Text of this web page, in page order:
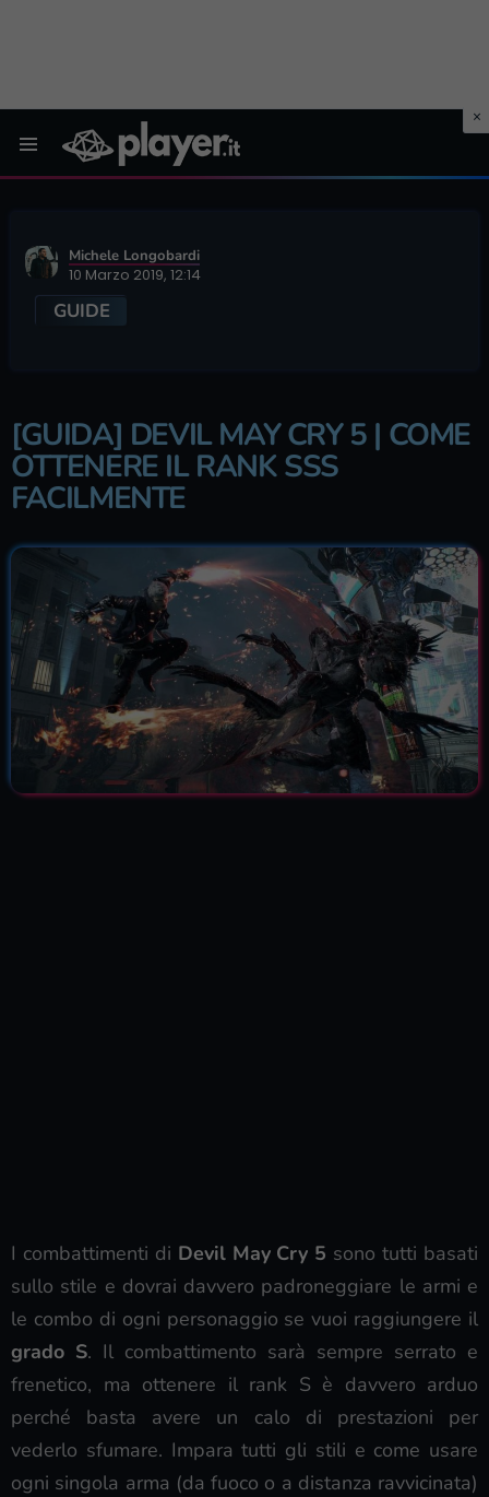
Michele Longobardi
10 Marzo 2019, 12:14
GUIDE
[GUIDA] DEVIL MAY CRY 5 | COME
OTTENERE IL RANK SSS
FACILMENTE
I combattimenti di Devil May Cry 5 sono tutti basati
sullo stile e dovrai davvero padroneggiare le armi e
le combo di ogni personaggio se vuoi raggiungere il
grado S. Il combattimento sarà sempre serrato e
frenetico, ma ottenere il rank S è davvero arduo
perché basta avere un calo di prestazioni per
vederlo sfumare. Impara tutti gli stili e come usare
ogni singola arma (da fuoco o a distanza ravvicinata)